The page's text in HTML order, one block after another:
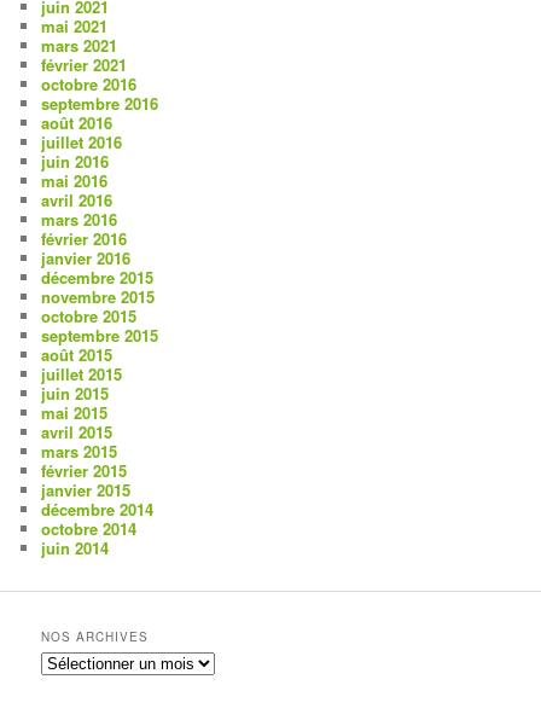
juin 2021
mai 2021
mars 2021
février 2021
octobre 2016
septembre 2016
août 2016
juillet 2016
juin 2016
mai 2016
avril 2016
mars 2016
février 2016
janvier 2016
décembre 2015
novembre 2015
octobre 2015
septembre 2015
août 2015
juillet 2015
juin 2015
mai 2015
avril 2015
mars 2015
février 2015
janvier 2015
décembre 2014
octobre 2014
juin 2014
NOS ARCHIVES
Nos
archives